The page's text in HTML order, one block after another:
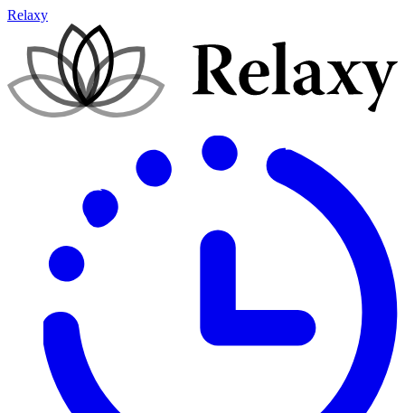
Relaxy